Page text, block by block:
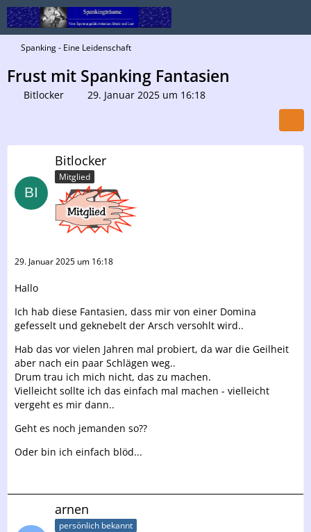
Spanking - Eine Leidenschaft
Frust mit Spanking Fantasien
Bitlocker 29. Januar 2025 um 16:18
Bitlocker
Mitglied
29. Januar 2025 um 16:18
Hallo
Ich hab diese Fantasien, dass mir von einer Domina
gefesselt und geknebelt der Arsch versohlt wird..
Hab das vor vielen Jahren mal probiert, da war die Geilheit
aber nach ein paar Schlägen weg..
Drum trau ich mich nicht, das zu machen.
Vielleicht sollte ich das einfach mal machen - vielleicht
vergeht es mir dann..
Geht es noch jemanden so??
Oder bin ich einfach blöd...
arnen
persönlich bekannt